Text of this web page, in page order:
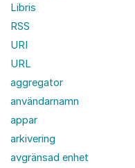
Libris
RSS
URI
URL
aggregator
användarnamn
appar
arkivering
avgränsad enhet